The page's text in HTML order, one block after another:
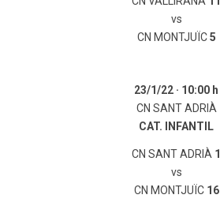
vs
CN MONTJUÏC5
23/1/22 · 10:00 h
CN SANT ADRIÀ
CAT. INFANTIL
CN SANT ADRIÀ 1
vs
CN MONTJUÏC 16